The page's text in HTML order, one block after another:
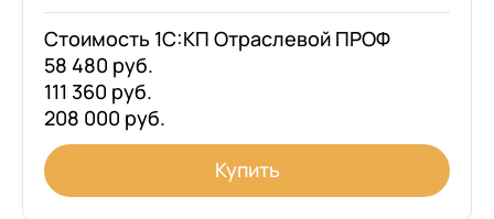
Стоимость 1С:КП Отраслевой ПРОФ
58 480 руб.
111 360 руб.
208 000 руб.
Купить